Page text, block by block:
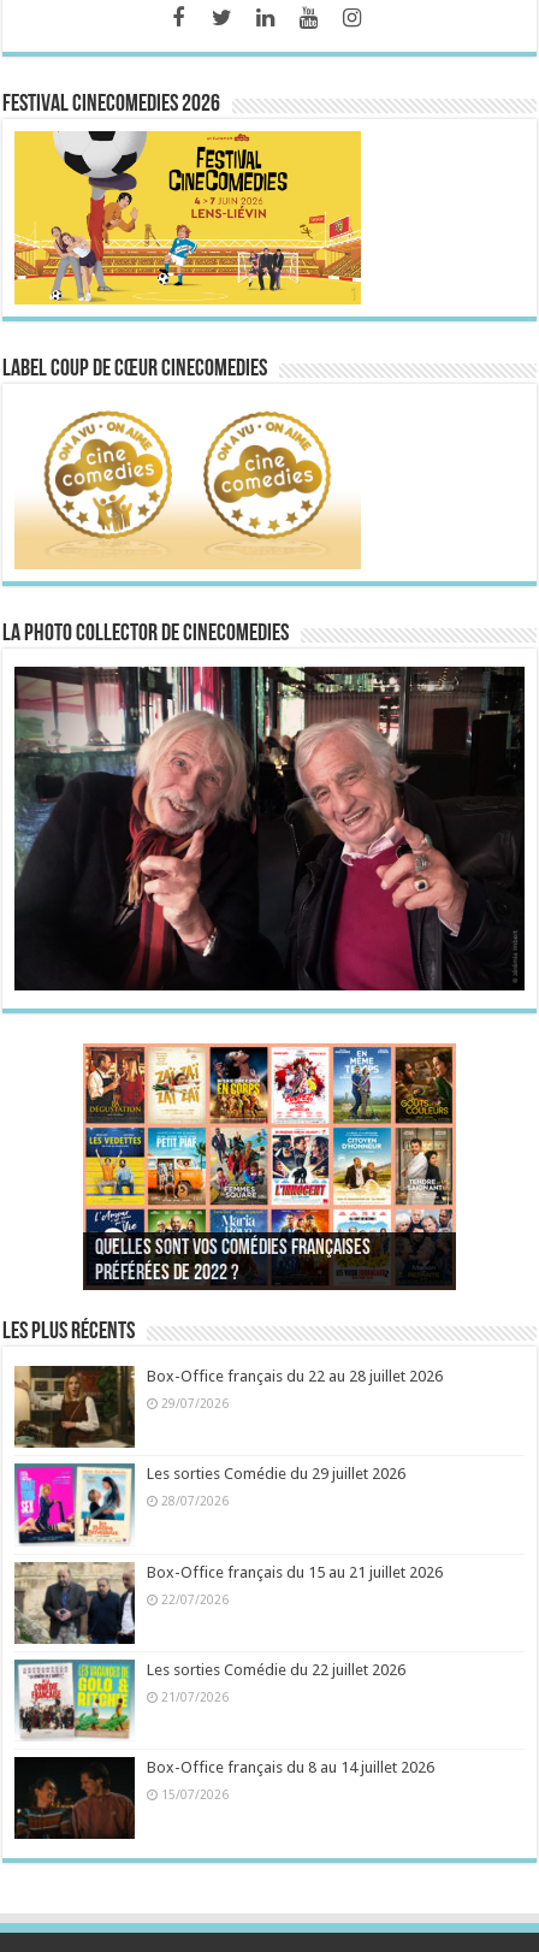
FESTIVAL CINECOMEDIES 2026
Label Coup de Cœur CineComedies
La Photo collector de CineComedies
Quelles sont vos comédies françaises
préférées de 2022 ?
Quel est votre personnage préféré du Père
Noël est une ordure ?
Quelles sont vos comédies françaises
préférées de 2021 ?
Quel est votre « Gendarme » préféré ?
Quels sont vos 3 comédies de Jean-Marie Poiré
préférées ?
Quel est votre « Tati » préféré ?
Quel est votre « bronzé » préféré ?
Les plus récents
Box-Office français du 22 au 28 juillet 2026
29/07/2026
Les sorties Comédie du 29 juillet 2026
28/07/2026
Box-Office français du 15 au 21 juillet 2026
22/07/2026
Les sorties Comédie du 22 juillet 2026
21/07/2026
Box-Office français du 8 au 14 juillet 2026
15/07/2026